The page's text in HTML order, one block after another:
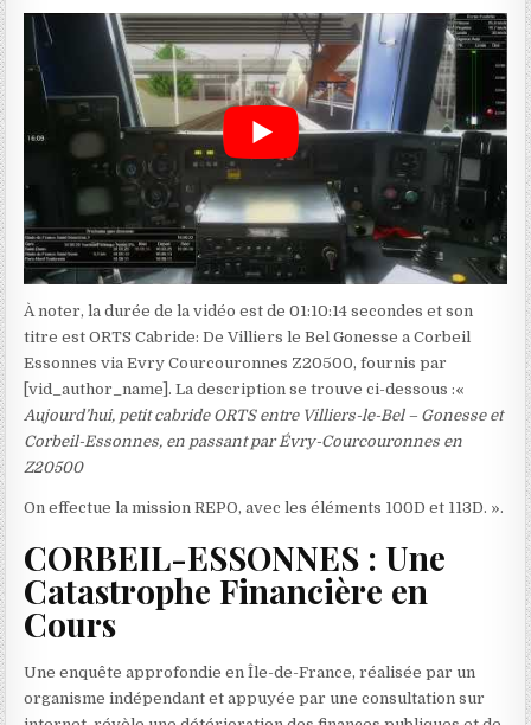
À noter, la durée de la vidéo est de 01:10:14 secondes et son
titre est ORTS Cabride: De Villiers le Bel Gonesse a Corbeil
Essonnes via Evry Courcouronnes Z20500, fournis par
[vid_author_name]. La description se trouve ci-dessous :«
Aujourd’hui, petit cabride ORTS entre Villiers-le-Bel – Gonesse et
Corbeil-Essonnes, en passant par Évry-Courcouronnes en
Z20500
On effectue la mission REPO, avec les éléments 100D et 113D. ».
CORBEIL-ESSONNES : Une
Catastrophe Financière en
Cours
Une enquête approfondie en Île-de-France, réalisée par un
organisme indépendant et appuyée par une consultation sur